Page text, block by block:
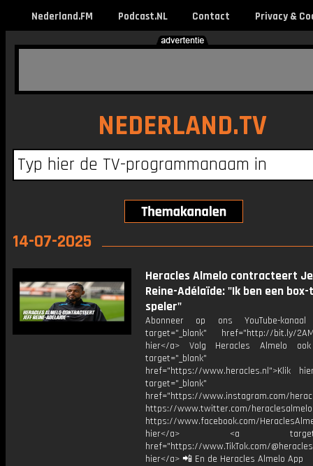
Nederland.FM Podcast.NL Contact Privacy &
NEDERLAND.TV
14-07-2025
Heracles Almelo contracteert
Reine-Adélaïde: "Ik ben een
speler"
Abonneer op ons YouTube-
target="_blank" href="http://bit.ly/
hier</a> Volg Heracles Almelo
target="_blank"
href="https://www.heracles.nl">Klik
target="_blank"
href="https://www.instagram.com/
https://www.twitter.com/heraclesalmelo
https://www.facebook.com/
hier</a> <a
href="https://www.TikTok.com/
hier</a> 📲 En de Heracles Almelo App